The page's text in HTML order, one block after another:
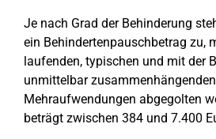
Je nach Grad der Behinderung
ein Behindertenpauschbetrag zu,
laufenden, typischen und mit der
unmittelbar zusammenhängenden
Mehraufwendungen abgegolten
beträgt zwischen 384 und 7.400